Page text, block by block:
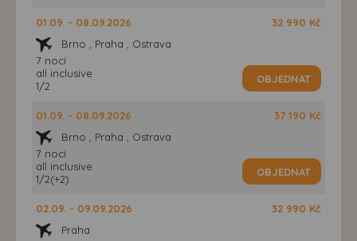
01.09. - 08.09.2026
Brno , Praha , Ostrava
7 nocí
all inclusive
1/2
32 990 Kč
OBJEDNAT
01.09. - 08.09.2026
Brno , Praha , Ostrava
7 nocí
all inclusive
1/2(+2)
37 190 Kč
OBJEDNAT
02.09. - 09.09.2026
Praha
32 990 Kč